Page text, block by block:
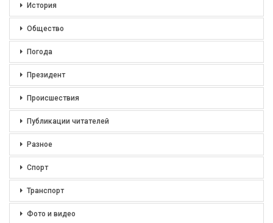
История
Общество
Погода
Президент
Происшествия
Публикации читателей
Разное
Спорт
Транспорт
Фото и видео